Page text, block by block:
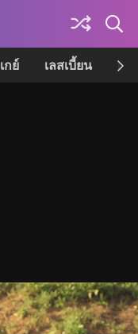
เกย์ เลสเบี้ยน เค